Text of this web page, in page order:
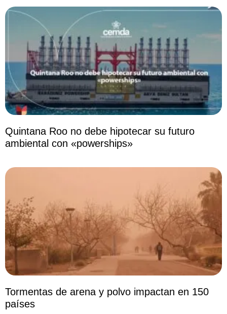
Quintana Roo no debe hipotecar su futuro
ambiental con «powerships»
Tormentas de arena y polvo impactan en 150
países